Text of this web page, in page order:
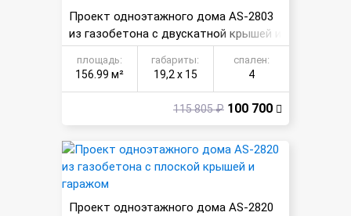
Проект одноэтажного дома AS-2803
из газобетона с двускатной крышей и
бассейном
площадь:
156.99 м²
габариты:
19,2 х 15
спален:
4
115 805 ₽ 100 700
Проект одноэтажного дома AS-2820